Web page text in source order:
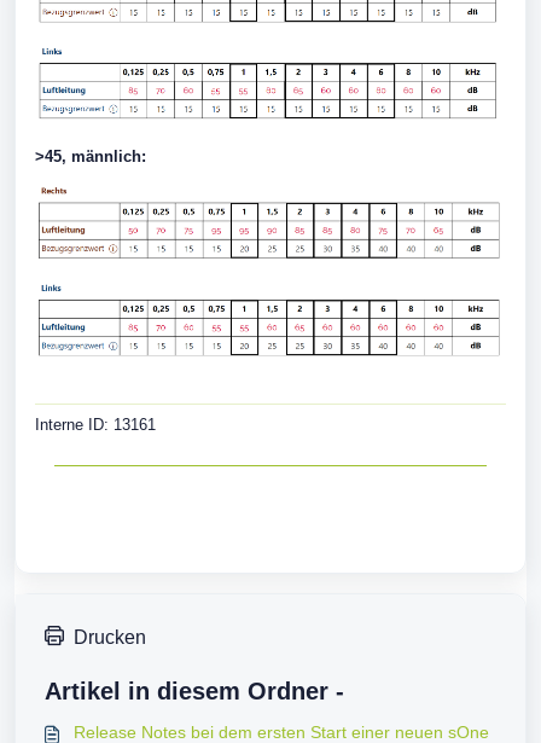
>45, männlich:
Interne ID: 13161
Drucken
Artikel in diesem Ordner -
Release Notes bei dem ersten Start einer neuen sOne